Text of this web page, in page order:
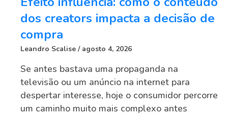
dos creators impacta a decisão de
compra
Leandro Scalise agosto 4, 2026
Se antes bastava uma propaganda na
televisão ou um anúncio na internet para
despertar interesse, hoje o consumidor percorre
um caminho muito mais complexo antes